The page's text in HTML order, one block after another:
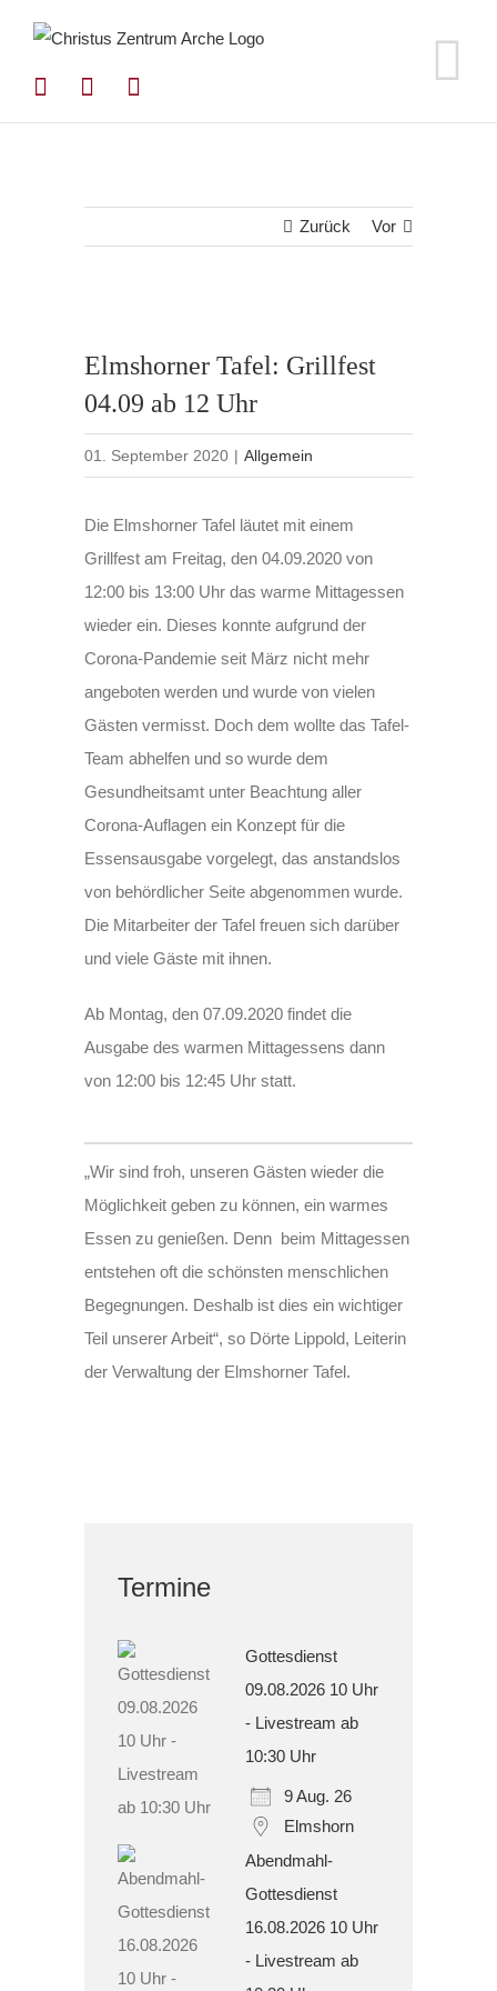
springen
Zurück Vor
Elmshorner Tafel: Grillfest
04.09 ab 12 Uhr
01. September 2020 | Allgemein
Die Elmshorner Tafel läutet mit einem
Grillfest am Freitag, den 04.09.2020 von
12:00 bis 13:00 Uhr das warme Mittagessen
wieder ein. Dieses konnte aufgrund der
Corona-Pandemie seit März nicht mehr
angeboten werden und wurde von vielen
Gästen vermisst. Doch dem wollte das Tafel-
Team abhelfen und so wurde dem
Gesundheitsamt unter Beachtung aller
Corona-Auflagen ein Konzept für die
Essensausgabe vorgelegt, das anstandslos
von behördlicher Seite abgenommen wurde.
Die Mitarbeiter der Tafel freuen sich darüber
und viele Gäste mit ihnen.
Ab Montag, den 07.09.2020 findet die
Ausgabe des warmen Mittagessens dann
von 12:00 bis 12:45 Uhr statt.
„Wir sind froh, unseren Gästen wieder die
Möglichkeit geben zu können, ein warmes
Essen zu genießen. Denn beim Mittagessen
entstehen oft die schönsten menschlichen
Begegnungen. Deshalb ist dies ein wichtiger
Teil unserer Arbeit“, so Dörte Lippold, Leiterin
der Verwaltung der Elmshorner Tafel.
Termine
Gottesdienst
09.08.2026 10 Uhr
- Livestream ab
10:30 Uhr
9 Aug. 26
Elmshorn
Abendmahl-
Gottesdienst
16.08.2026 10 Uhr
- Livestream ab